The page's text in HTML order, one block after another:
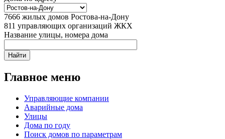
7666 жилых домов Ростова-на-Дону
811 управляющих организаций ЖКХ
Название улицы, номера дома
Главное меню
Управляющие компании
Аварийные дома
Улицы
Дома по году
Поиск домов по параметрам